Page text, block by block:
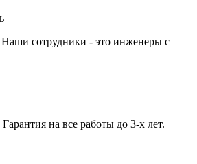
сотрудники - это инженеры с
на все работы до 3-х лет.